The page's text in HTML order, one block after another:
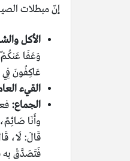
إنّ مبطلات
الأكل
وَعَفَا عَنكُمْ
عَاكِفُونَ فِي
القيء
الجماع:
وأَنَا
قَالَ: لَا،
فَتَصَدَّقْ به